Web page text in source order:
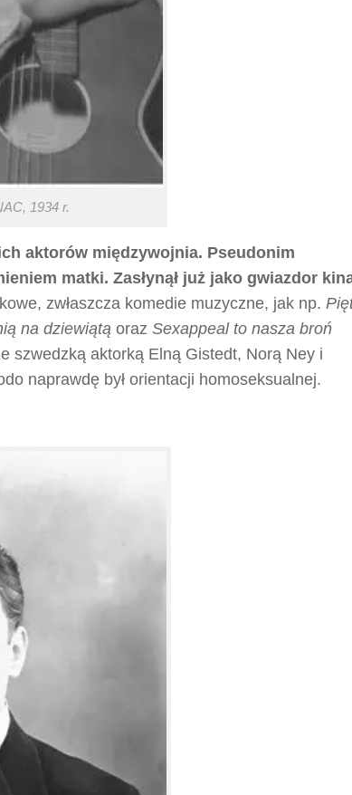
1934 r.
aktorów międzywojnia. Pseudonim
matki. Zasłynął już jako gwiazdor
zwłaszcza komedie muzyczne, jak np.
na dziewiątą oraz Sexappeal to nasza broń
szwedzką aktorką Elną Gistedt, Norą Ney i
naprawdę był orientacji homoseksualnej.